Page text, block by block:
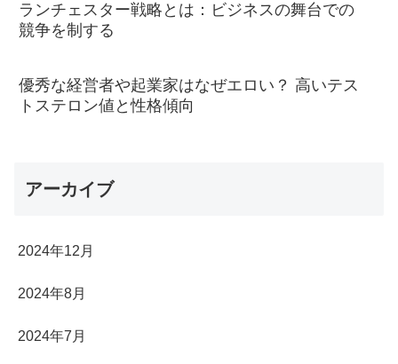
ランチェスター戦略とは：ビジネスの舞台での
競争を制する
優秀な経営者や起業家はなぜエロい？ 高いテス
トステロン値と性格傾向
アーカイブ
2024年12月
2024年8月
2024年7月